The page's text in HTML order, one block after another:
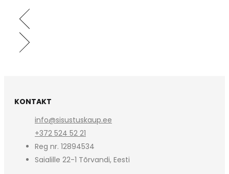
KONTAKT
info@sisustuskaup.ee
+372 524 52 21
Reg nr. 12894534
Saialille 22-1 Tõrvandi, Eesti